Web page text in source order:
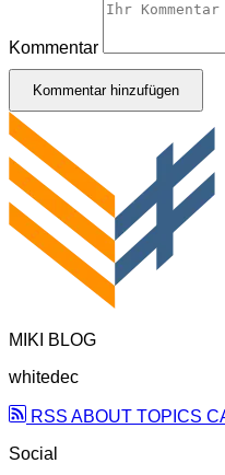
Kommentar
Kommentar hinzufügen
MIKI BLOG
whitedec
RSS ABOUT TOPICS
Social